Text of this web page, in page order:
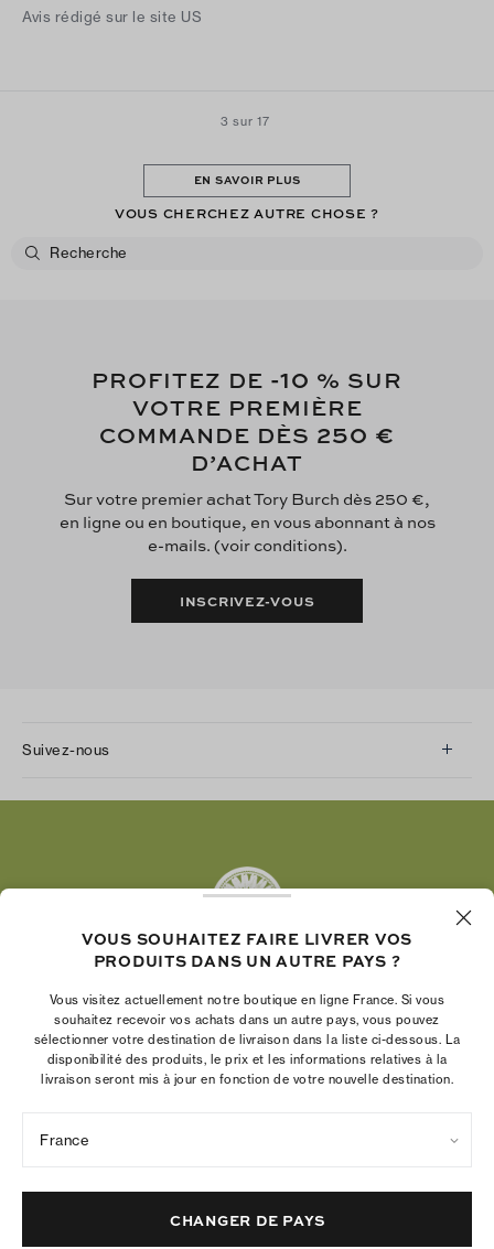
Avis rédigé sur le site US
3 sur 17
EN SAVOIR PLUS
VOUS CHERCHEZ AUTRE CHOSE ?
PROFITEZ DE -10 % SUR
VOTRE PREMIÈRE
COMMANDE DÈS 250 €
D’ACHAT
Sur votre premier achat Tory Burch dès 250 €,
en ligne ou en boutique, en vous abonnant à nos
e-mails. (voir conditions).
INSCRIVEZ-VOUS
Suivez-nous
Pinterest
La Fondation Tory Burch renforce le pouvoir
économique des femmes en aidant les
entrepreneures à créer des entreprises pérennes
Paramètres des cookies
Mentions légales Plan du site
VOUS SOUHAITEZ FAIRE LIVRER VOS
PRODUITS DANS UN AUTRE PAYS ?
Vous visitez actuellement notre boutique en ligne France. Si vous
souhaitez recevoir vos achats dans un autre pays, vous pouvez
sélectionner votre destination de livraison dans la liste ci-dessous. La
disponibilité des produits, le prix et les informations relatives à la
livraison seront mis à jour en fonction de votre nouvelle destination.
France
CHANGER DE PAYS